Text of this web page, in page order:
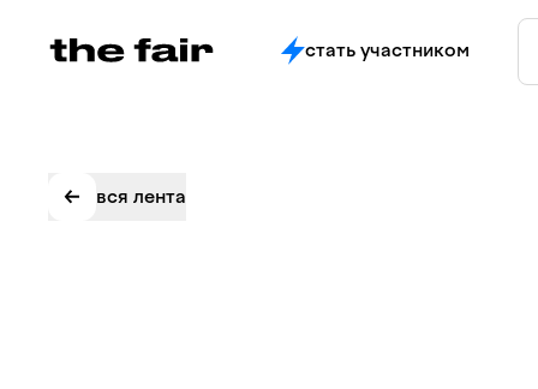
стать участником
вся лента